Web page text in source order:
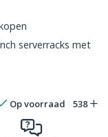
serverracks met
Op voorraad 538